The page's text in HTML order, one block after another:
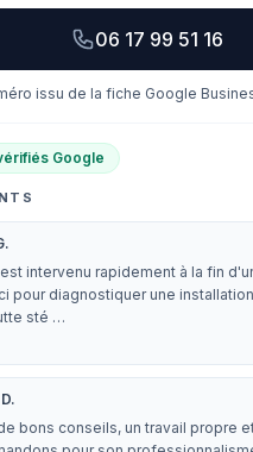
06 17 99 51 16
issu de la fiche Google
Google
intervenu rapidement à la fin
pour diagnostiquer une
sté …
bons conseils, un travail propre